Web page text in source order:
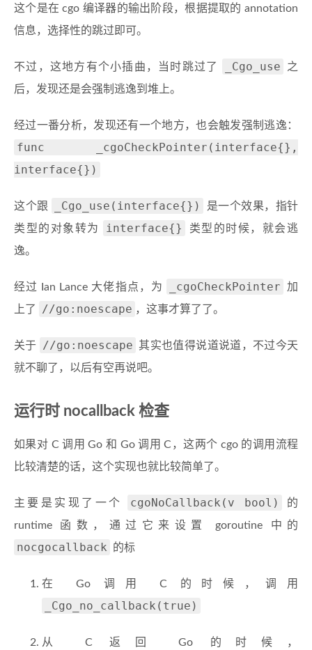
这个是在 cgo 编译器的输出阶段，根据提取的 annotation
信息，选择性的跳过即可。
不过，这地方有个小插曲，当时跳过了 _Cgo_use
之
后，发现还是会强制逃逸到堆上。
经过一番分析，发现还有一个地方，也会触发强制逃逸：
func _cgoCheckPointer(interface{},
interface{})
这个跟 _Cgo_use(interface{})
是一个效果，指针
类型的对象转为
interface{}
类型的时候，就会逃
逸。
经过 Ian Lance 大佬指点，为 _cgoCheckPointer
加
上了
//go:noescape ，这事才算了了。
关于 //go:noescape 其实也值得说道说道，不过今天
就不聊了，以后有空再说吧。
运行时 nocallback 检查
如果对 C 调用 Go 和 Go 调用 C，这两个 cgo 的调用流程
比较清楚的话，这个实现也就比较简单了。
主要是实现了一个 cgoNoCallback(v bool)
的
runtime 函数，通过它来设置 goroutine 中的
nocgocallback 的标
在 Go 调用 C 的时候，调用
_Cgo_no_callback(true)
从 C 返回 Go 的时候，